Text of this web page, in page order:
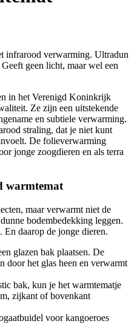
infrarood verwarming. Ultradun
geen licht, maar wel een
in het Verenigd Koninkrijk
Ze zijn een uitstekende
en subtiele verwarming.
straling, dat je niet kunt
De folieverwarming
jonge zoogdieren en als terra
warmtemat
maar verwarmt niet de
bodembedekking leggen.
daarop de jonge dieren.
glazen bak plaatsen. De
door het glas heen en verwarmt
bak, kun je het warmtematje
zijkant of bovenkant
voor kangoeroes